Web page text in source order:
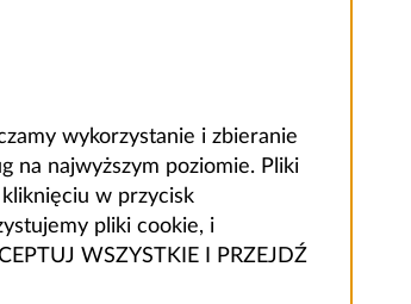
wykorzystanie i zbieranie
na najwyższym poziomie. Pliki
w przycisk
pliki cookie, i
WSZYSTKIE I PRZEJDŹ